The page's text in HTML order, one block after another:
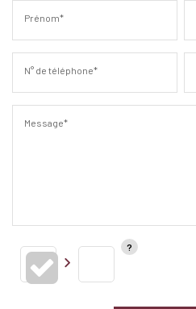
Prénom*
N° de téléphone*
Message*